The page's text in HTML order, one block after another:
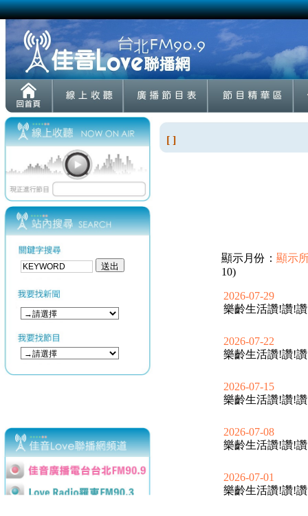
[ ]
顯示月份： 顯示
10)
2026-07-29
樂齡生活讚!讚!
2026-07-22
樂齡生活讚!讚!
2026-07-15
樂齡生活讚!讚!
2026-07-08
樂齡生活讚!讚!
2026-07-01
樂齡生活讚!讚!